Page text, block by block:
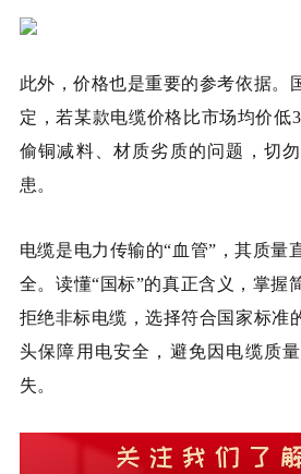
此外，价格也是重要的参考依据。
定，若某款电缆价格比市场均价低
偷铜减料、材质劣质的问题，切
患。
电缆是电力传输的“血管”，其质量
全。读懂“国标”的真正含义，掌握
拒绝非标电缆，选择符合国家标准
头保障用电安全，避免因电缆质
失。